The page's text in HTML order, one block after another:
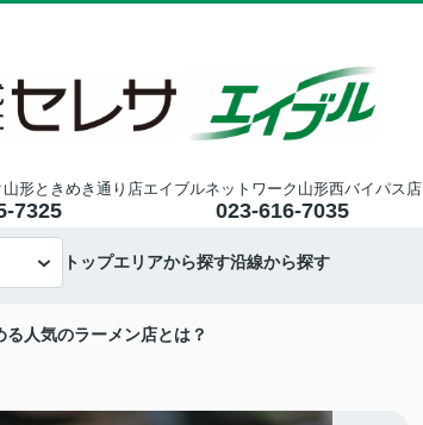
形ときめき通り店
7325
エイブルネットワーク山形西バイパス店
023-616-7035
トップエリアから探す沿線から探す
人気のラーメン店とは？